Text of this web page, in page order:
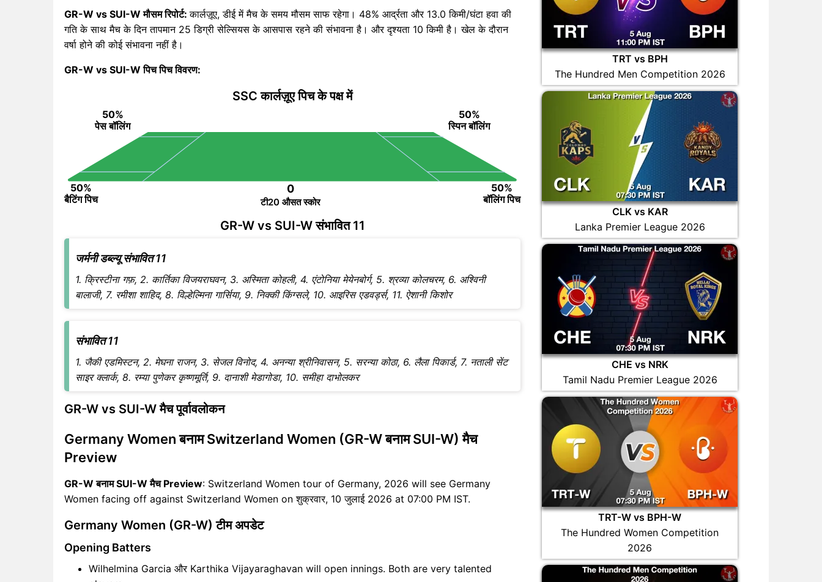
GR-W vs SUI-W मौसम रिपोर्ट:कार्लज़ूए, डीई में मैच के समय मौसम साफ रहेगा। 48% आर्द्रता और 13.0 किमी/घंटा हवा की
गति के साथ मैच के दिन तापमान 25 डिग्री सेल्सियस के आसपास रहने की संभावना है। और दृश्यता 10 किमी है। खेल के दौरान
वर्षा होने की कोई संभावना नहीं है।
GR-W vs SUI-W पिच पिच विवरण:
SSC कार्लज़ूए पिच के पक्ष में
50%
पेस बॉलिंग
50%
स्पिन बॉलिंग
50%
बैटिंग पिच
50%
बॉलिंग पिच
0
टी20 औसत स्कोर
GR-W vs SUI-W संभावित 11
जर्मनी डब्ल्यू संभावित 11
1. क्रिस्टीना गफ़, 2. कार्तिका विजयराघवन, 3. अस्मिता कोहली, 4. एंटोनिया मेयेनबोर्ग, 5. श्रव्या कोलचरम, 6. अश्विनी
बालाजी, 7. रमीशा शाहिद, 8. विल्हेल्मिना गार्सिया, 9. निक्की किंग्सले, 10. आइरिस एडवर्ड्स, 11. ऐशानी किशोर
संभावित 11
1. जैकी एडमिस्टन, 2. मेघना राजन, 3. सेजल विनोद, 4. अनन्या श्रीनिवासन, 5. सरन्या कोठा, 6. लैला पिकार्ड, 7. नताली सेंट
साइर क्लार्क, 8. रम्या पुणेकर कृष्णमूर्ति, 9. दानाशी मेडागोडा, 10. समीहा दाभोलकर
GR-W vs SUI-W मैच पूर्वावलोकन
Germany Women बनाम Switzerland Women (GR-W बनाम SUI-W) मैच
Preview
GR-W बनाम SUI-W मैच Preview: Switzerland Women tour of Germany, 2026 will see Germany
Women facing off against Switzerland Women on शुक्रवार, 10 जुलाई 2026 at 07:00 PM IST.
Germany Women (GR-W) टीम अपडेट
Opening Batters
Wilhelmina Garcia और Karthika Vijayaraghavan will open innings. Both are very talented
TRT vs BPH
The Hundred Men Competition 2026
CLK vs KAR
Lanka Premier League 2026
CHE vs NRK
Tamil Nadu Premier League 2026
TRT-W vs BPH-W
The Hundred Women Competition
2026